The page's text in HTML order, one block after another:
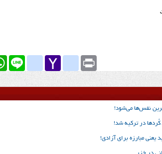
Line
Yahoo
yahoo_messenger Print
نفس‌ها می‌شود!
کُردها در ترکیه شد!
مبارزه برای آزادی!